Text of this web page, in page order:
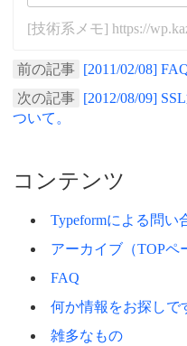
[技術系メモ] https://
前の記事
[2011/02/08]
次の記事
[2012/08/09]
ついて。
コンテンツ
Typeformによる問い
アーカイブ（TOPペ
FAQ
何か情報をお探しで
雑多なもの